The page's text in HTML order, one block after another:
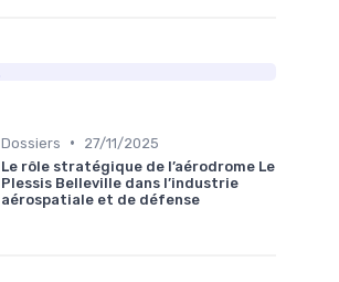
Dossiers •
27/11/2025
Le rôle stratégique de l’aérodrome Le
Plessis Belleville dans l’industrie
aérospatiale et de défense